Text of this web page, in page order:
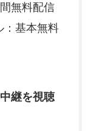
無料配信
：基本無料
継を視聴